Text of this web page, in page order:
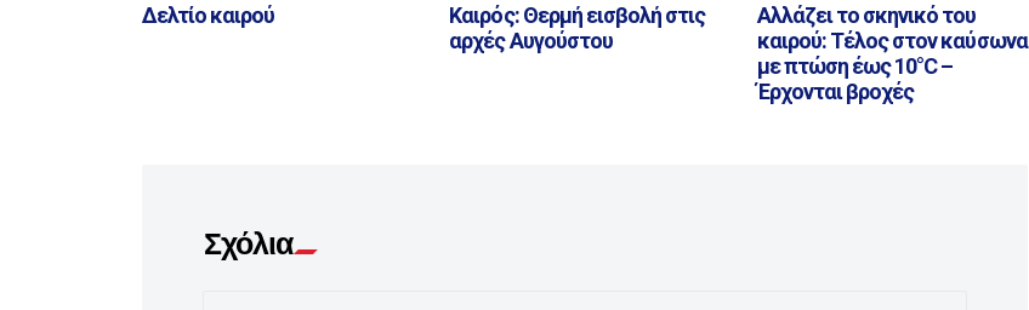
Δελτίο καιρού
Καιρός: Θερμή εισβολή στις
αρχές Αυγούστου
Αλλάζει το σκηνικό του
καιρού: Τέλος στον καύσωνα
με πτώση έως 10°C –
Έρχονται βροχές
Σχόλια